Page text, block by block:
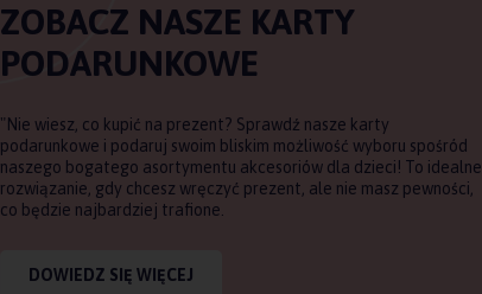
ZOBACZ NASZE KARTY
PODARUNKOWE
"Nie wiesz, co kupić na prezent? Sprawdź nasze karty
podarunkowe i podaruj swoim bliskim możliwość wyboru spośród
naszego bogatego asortymentu akcesoriów dla dzieci! To idealne
rozwiązanie, gdy chcesz wręczyć prezent, ale nie masz pewności,
co będzie najbardziej trafione.
DOWIEDZ SIĘ WIĘCEJ